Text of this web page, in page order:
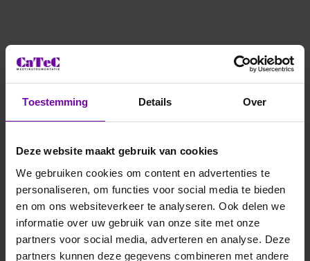
Toestemming Details Over
Deze website maakt gebruik van cookies
We gebruiken cookies om content en advertenties te
personaliseren, om functies voor social media te bieden
en om ons websiteverkeer te analyseren. Ook delen we
informatie over uw gebruik van onze site met onze
partners voor social media, adverteren en analyse. Deze
partners kunnen deze gegevens combineren met andere